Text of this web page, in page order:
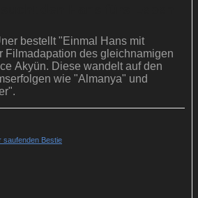
bestellt "Einmal Hans mit
Filmadapation des gleichnamigen
Akyün. Diese wandelt auf den
wie "Almanya" und